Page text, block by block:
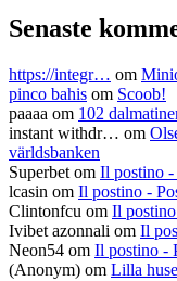
Senaste
https://integr… om
pinco bahis om Scoob!
paaaa om 102
instant withdr… om
världsbanken
Superbet om Il postino -
lcasin om Il postino -
Clintonfcu om Il
Ivibet azonnali om Il
Neon54 om Il postino -
(Anonym) om Lilla